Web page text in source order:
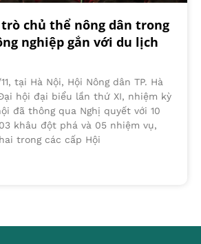
chủ thể nông dân trong
nghiệp gắn với du lịch
tại Hà Nội, Hội Nông dân TP. Hà
hội đại biểu lần thứ XI, nhiệm kỳ
đã thông qua Nghị quyết với 10
khâu đột phá và 05 nhiệm vụ,
trong các cấp Hội